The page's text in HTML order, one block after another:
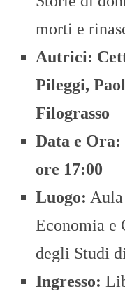
morti e
Autrici:
Pileggi,
Filograsso
Data e Ora:
ore 17:00
Luogo:
Economia e
degli Studi
Ingresso: